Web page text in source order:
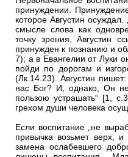
принуждении.
которое Августин
смысле слова как
точку зрения, Августин
принужден к познанию и
7); а в Евангелии от Луки
пойди по дорогам и
(Лк.14.23). Августин
нас Бог? И, однако, Он
пользою устрашать“ [1,
грехом души человека
Если воспитание „не
привычка возьмет верх,
замена ослабевшего